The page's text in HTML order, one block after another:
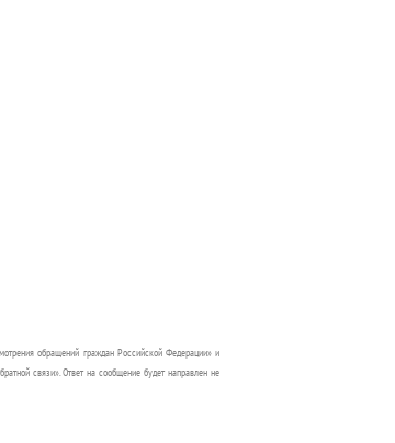
обращений граждан Российской Федерации» и
связи». Ответ на сообщение будет направлен не